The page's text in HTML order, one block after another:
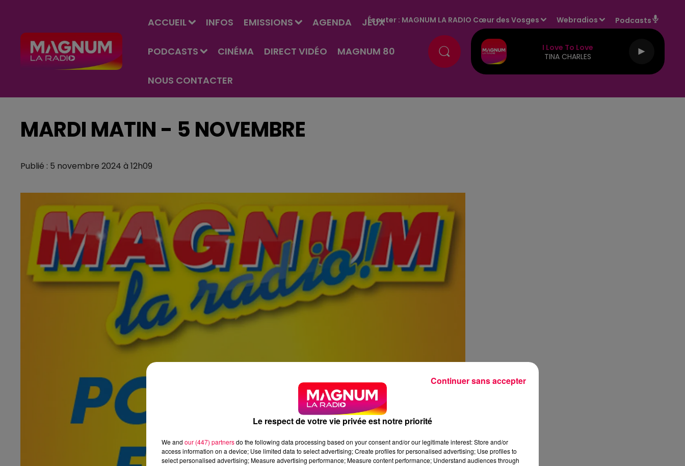
ACCUEIL INFOS EMISSIONS AGENDA JEUX
PODCASTS CINÉMA DIRECT VIDÉO MAGNUM 80
NOUS CONTACTER
Écouter : MAGNUM LA RADIO Cœur des Vosges Webradios Podcasts
I Love To Love
TINA CHARLES
MARDI MATIN - 5 NOVEMBRE
Publié : 5 novembre 2024 à 12h09
Le respect de votre vie privée est notre priorité
We and our (447) partnersdo the following data processing based on your consent and/or our legitimate interest: Store and/or
access information on a device; Use limited data to select advertising; Create profiles for personalised advertising; Use profiles to
select personalised advertising; Measure advertising performance; Measure content performance; Understand audiences through
Continuer sans accepter